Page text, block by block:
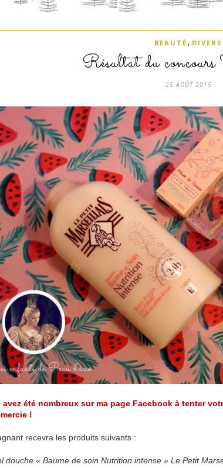
BEAUTÉ , DIVERS
Résultat du
25 AOÛT 2015
avez été nombreux sur ma page Facebook à tenter
!
recevra les produits suivants :
douche « Baume de soin Nutrition intense » Le Petit